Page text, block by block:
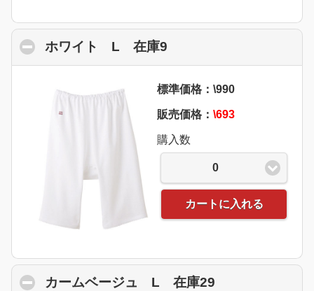
ホワイト L 在庫9
標準価格：\990
販売価格： \693
購入数
0
カートに入れる
カームベージュ L 在庫29